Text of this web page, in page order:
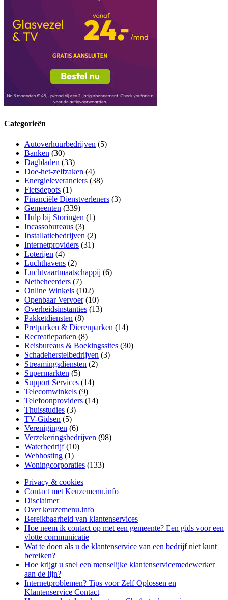
Categorieën
Autoverhuurbedrijven (5)
Banken (30)
Dagbladen (33)
Doe-het-zelfzaken (4)
Energieleveranciers (38)
Fietsdepots (1)
Financiële Dienstverleners (3)
Gemeenten (339)
Hulp bij Storingen (1)
Incassobureaus (3)
Installatiebedrijven (2)
Internetproviders (31)
Loterijen (4)
Luchthavens (2)
Luchtvaartmaatschappij (6)
Netbeheerders (7)
Online Winkels (102)
Openbaar Vervoer(10)
Overheidsinstanties (13)
Pakketdiensten (8)
Pretparken & Dierenparken (14)
Recreatieparken (8)
Reisbureaus & Boekingssites (30)
Schadeherstelbedrijven (3)
Streamingsdiensten (2)
Supermarkten (5)
Support Services (14)
Telecomwinkels (9)
Telefoonproviders (14)
Thuisstudies (3)
TV-Gidsen (5)
Verenigingen (6)
Verzekeringsbedrijven (98)
Waterbedrijf(10)
Webhosting (1)
Woningcorporaties (133)
Privacy & cookies
Contact met Keuzemenu.info
Disclaimer
Over keuzemenu.info
Bereikbaarheid van klantenservices
Hoe neem ik contact op met een gemeente? Een gids voor een
vlotte communicatie
Wat te doen als u de klantenservice van een bedrijf niet kunt
bereiken?
Hoe krijgt u snel een menselijke klantenservicemedewerker
aan de lijn?
Internetproblemen? Tips voor Zelf Oplossen en
Klantenservice Contact